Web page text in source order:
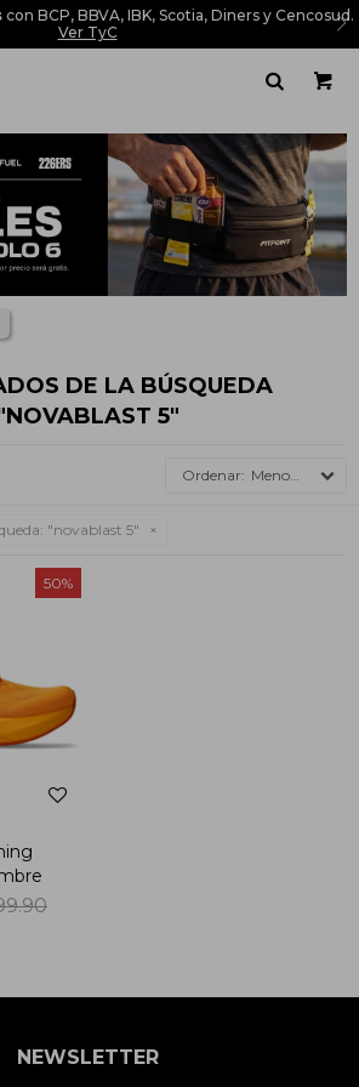
con BCP, BBVA, IBK, Scotia, Diners y Cencosud.
Ver TyC
DE LA BÚSQUEDA
5"
Menor precio
"novablast 5"
50
NEWSLETTER